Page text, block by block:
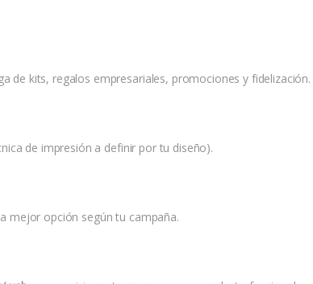
de kits, regalos empresariales, promociones y fidelización.
de impresión a definir por tu diseño).
mejor opción según tu campaña.